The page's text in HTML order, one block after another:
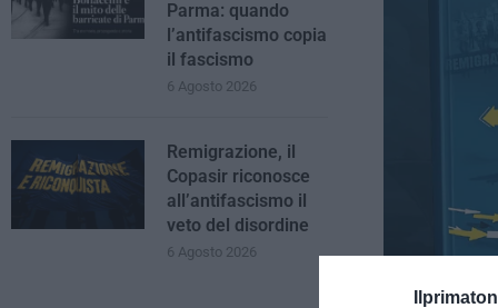
Parma: quando
l’antifascismo copia
il fascismo
6 Agosto 2026
Remigrazione, il
Copasir riconosce
all’antifascismo il
veto del disordine
6 Agosto 2026